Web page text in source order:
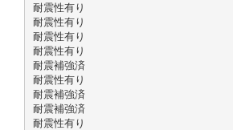
耐震性有り
耐震性有り
耐震性有り
耐震性有り
耐震補強済
耐震性有り
耐震補強済
耐震補強済
耐震性有り